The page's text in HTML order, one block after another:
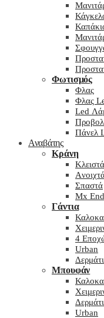
Φωτισμός
Φλας
Φλας
Led
Πάνελ
Αναβάτης
Κράνη
Kλειστά
Σπαστά
Mx
Γάντια
4
Urban
Μπουφάν
Urban